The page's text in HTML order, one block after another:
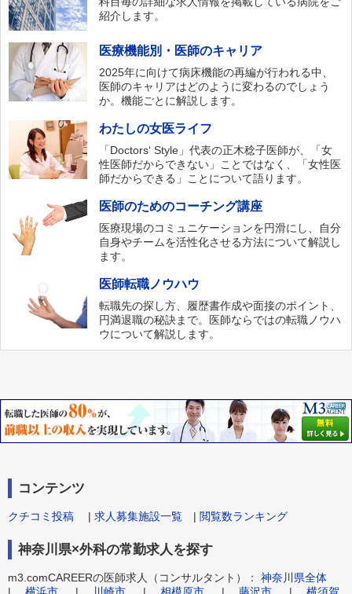
紹介します。
医療機能別・医師のキャリア
2025年に向けて病床機能の再編が行われる中、
医師のキャリアはどのように変わるのでしょう
か。機能ごとに解説します。
わたしの女医ライフ
「Doctors‘ Style」代表の正木稔子医師が、「女
性医師だからできない」ことではなく、「女性医
師だからできる」ことについて語ります。
医師のためのコーチング講座
医療現場のコミュニケーションを円滑にし、自分
自身やチームを活性化させる方法について解説し
ます。
医師転職ノウハウ
転職先の探し方、履歴書作成や面接のポイント、
円満退職の秘訣まで。医師ならではの転職ノウハ
ウについて解説します。
コンテンツ
クチコミ投稿 | 求人募集施設一覧 | 閲覧数ランキング
神奈川県×外科の常勤求人を探す
m3.comCAREERの医師求人（コンサルタント）： 神奈川県全体
| 横浜市 | 川崎市 | 相模原市 | 藤沢市 | 横須賀